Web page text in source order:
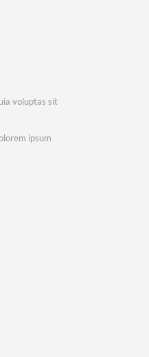
voluptas sit
ipsum